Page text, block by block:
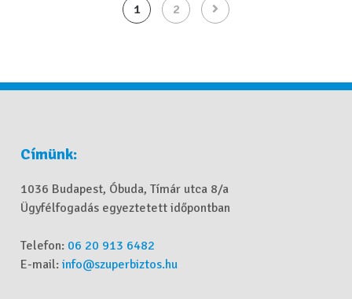
1 2
Címünk:
1036 Budapest, Óbuda, Tímár utca 8/a
Ügyfélfogadás egyeztetett időpontban
Telefon: 06 20 913 6482
E-mail:info@szuperbiztos.hu